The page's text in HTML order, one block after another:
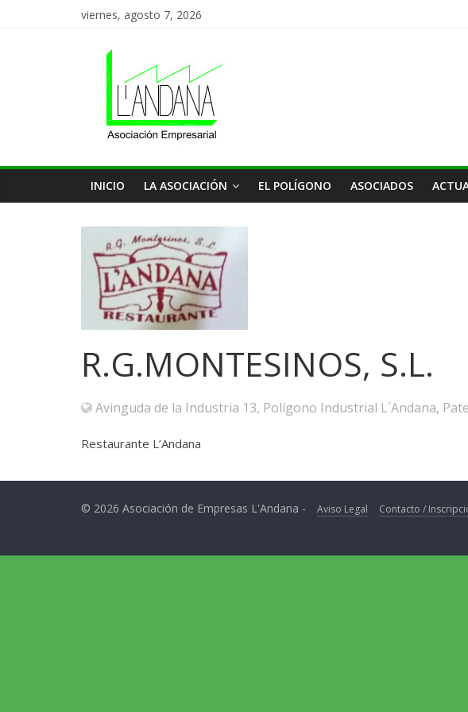
viernes, agosto 7, 2026
Asociación
de
Empresas
L'Andana
INICIO LA ASOCIACIÓN EL POLÍGONO ASOCIADOS
R.G.MONTESINOS, S.L.
Avinguda de la Industria 13, Polígono Industrial L´Andana,
Restaurante L’Andana
© 2026 Asociación de Empresas L'Andana - Aviso Legal Contacto /